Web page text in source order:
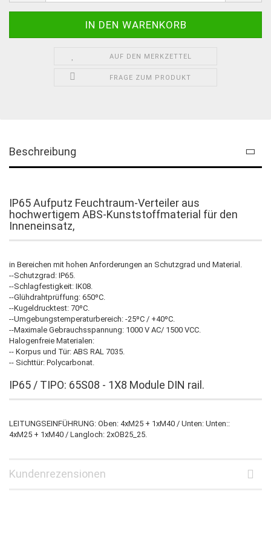
AUF DEN MERKZETTEL
FRAGE ZUM PRODUKT
Beschreibung
IP65 Aufputz Feuchtraum-Verteiler aus
hochwertigem ABS-Kunststoffmaterial für den
Inneneinsatz,
in Bereichen mit hohen Anforderungen an Schutzgrad und Material.
--Schutzgrad: IP65.
--Schlagfestigkeit: IK08.
--Glühdrahtprüffung: 650ºC.
--Kugeldrucktest: 70ºC.
--Umgebungstemperaturbereich: -25ºC / +40ºC.
--Maximale Gebrauchsspannung: 1000 V AC/ 1500 VCC.
Halogenfreie Materialen:
-- Korpus und Tür: ABS RAL 7035.
-- Sichttür: Polycarbonat.
IP65 / TIPO: 65S08 - 1X8 Module DIN rail.
LEITUNGSEINFÜHRUNG: Oben: 4xM25 + 1xM40 / Unten: Unten::
4xM25 + 1xM40 / Langloch: 2xOB25_25.
Kundenrezensionen